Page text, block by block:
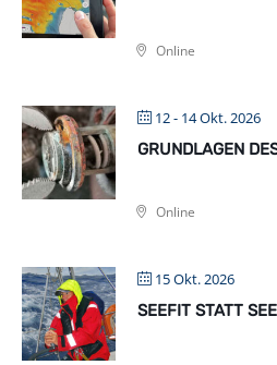
Online
12 - 14 Okt. 2026
GRUNDLAGEN
Online
15 Okt. 2026
SEEFIT STATT